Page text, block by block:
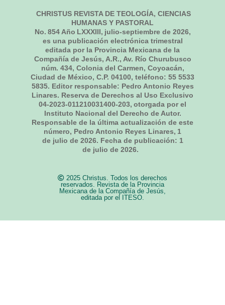
CHRISTUS REVISTA DE TEOLOGÍA, CIENCIAS
HUMANAS Y PASTORAL
No. 854Año LXXXIII, julio-septiembre de 2026,
es una publicación electrónica trimestral
editada por la Provincia Mexicana de la
Compañía de Jesús, A.R., Av. Río Churubusco
núm. 434, Colonia del Carmen, Coyoacán,
Ciudad de México, C.P. 04100, teléfono: 55 5533
5835. Editor responsable: Pedro Antonio Reyes
Linares. Reserva de Derechos al Uso Exclusivo
04-2023-011210031400-203, otorgada por el
Instituto Nacional del Derecho de Autor.
Responsable de la última actualización de este
número, Pedro Antonio Reyes Linares, 1
de julio de 2026. Fecha de publicación: 1
de julio de 2026.
2025 Christus. Todos los derechos
reservados. Revista de la Provincia
Mexicana de la Compañía de Jesús,
editada por el ITESO.